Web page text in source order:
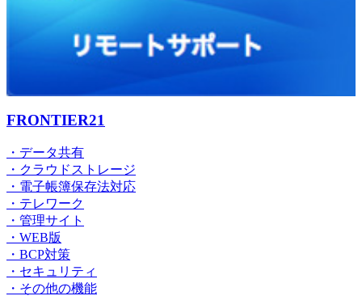
FRONTIER21
・データ共有
・クラウドストレージ
・電子帳簿保存法対応
・テレワーク
・管理サイト
・WEB版
・BCP対策
・セキュリティ
・その他の機能